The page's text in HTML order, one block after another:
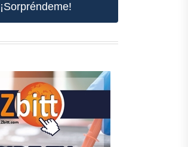
¡Sorpréndeme!